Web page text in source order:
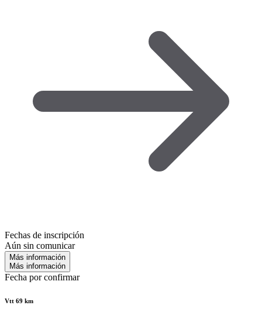
Fechas de inscripción
Aún sin comunicar
Más información
Más información
Fecha por confirmar
Vtt 69 km